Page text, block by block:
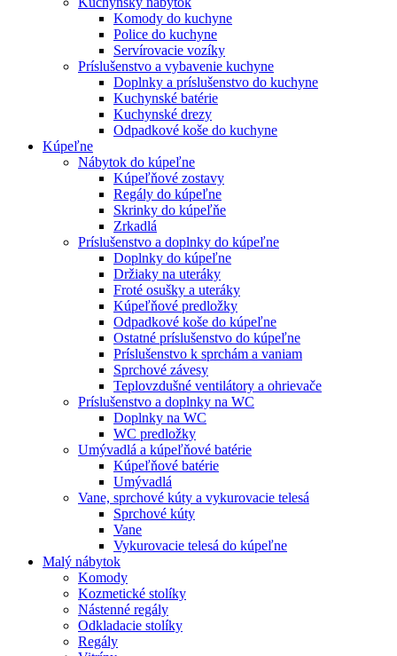
Komody do kuchyne
Police do kuchyne
Servírovacie vozíky
Príslušenstvo a vybavenie kuchyne
Doplnky a príslušenstvo do kuchyne
Kuchynské batérie
Kuchynské drezy
Odpadkové koše do kuchyne
Kúpeľne
Nábytok do kúpeľne
Kúpeľňové zostavy
Regály do kúpeľne
Skrinky do kúpeľňe
Zrkadlá
Príslušenstvo a doplnky do kúpeľne
Doplnky do kúpeľne
Držiaky na uteráky
Froté osušky a uteráky
Kúpeľňové predložky
Odpadkové koše do kúpeľne
Ostatné príslušenstvo do kúpeľne
Príslušenstvo k sprchám a vaniam
Sprchové závesy
Teplovzdušné ventilátory a ohrievače
Príslušenstvo a doplnky na WC
Doplnky na WC
WC predložky
Umývadlá a kúpeľňové batérie
Kúpeľňové batérie
Umývadlá
Vane, sprchové kúty a vykurovacie telesá
Sprchové kúty
Vane
Vykurovacie telesá do kúpeľne
Malý nábytok
Komody
Kozmetické stolíky
Nástenné regály
Odkladacie stolíky
Regály